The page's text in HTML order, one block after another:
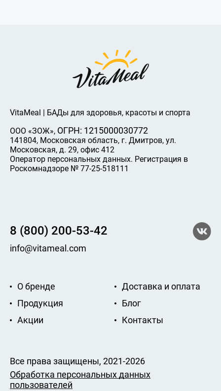
VitaMeal | БАДы для здоровья, красоты и спорта
ООО «ЗОЖ», ОГРН: 1215000030772
141804, Московская область, г. Дмитров, ул.
Московская, д. 29, офис 412
Оператор персональных данных. Регистрация в
Роскомнадзоре № 77-25-518111
8 (800) 200-53-42
info@vitameal.com
О бренде
Продукция
Акции
Доставка и оплата
Блог
Контакты
Все права защищены, 2021-2026
Обработка персональных данных
пользователей